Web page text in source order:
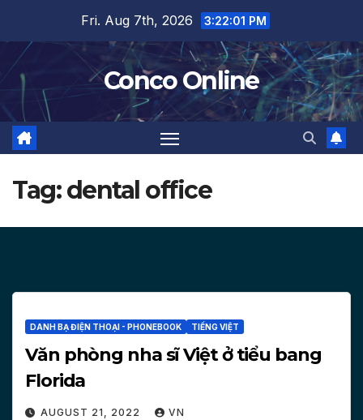
content
Fri. Aug 7th, 2026 3:22:02 PM
Conco Online
Tag:dental office
DANH BẠ ĐIỆN THOẠI - PHONEBOOK TIẾNG VIỆT
Văn phòng nha sĩ Việt ở tiểu bang
Florida
AUGUST 21, 2022 VN